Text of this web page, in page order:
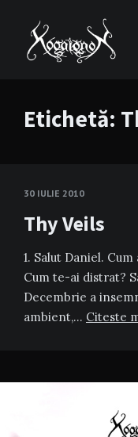
Etichetă:
30 IULIE 2010
Thy Veils
1. Salut Daniel.
Cum te-ai distrat?
Decembrie a
ambient,… Citeste